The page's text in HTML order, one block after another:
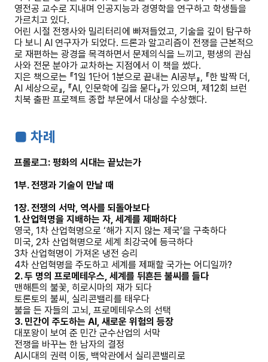
영전공 교수로 지내며 인공지능과 경영학을 연구하고 학생들을
가르치고 있다.
어린 시절 전쟁사와 밀리터리에 빠져들었고, 기술을 깊이 탐구하
다 보니 AI 연구자가 되었다. 드론과 알고리즘이 전쟁을 근본적으
로 재편하는 광경을 목격하면서 문제의식을 느끼고, 평생의 관심
사와 전문 분야가 교차하는 지점에서 이 책을 썼다.
지은 책으로는 『1일 1단어 1분으로 끝내는 AI공부』, 『한 발짝 더,
AI 세상으로』, 『AI, 인문학에 길을 묻다』가 있으며, 제12회 브런
치북 출판 프로젝트 종합 부문에서 대상을 수상했다.
■ 차례
프롤로그: 평화의 시대는 끝났는가
1부. 전쟁과 기술이 만날 때
1장. 전쟁의 서막, 역사를 되돌아보다
1. 산업혁명을 지배하는 자, 세계를 제패하다
영국, 1차 산업혁명으로 ‘해가 지지 않는 제국’을 구축하다
미국, 2차 산업혁명으로 세계 최강국에 등극하다
3차 산업혁명이 가져온 냉전 승리
4차 산업혁명을 주도하고 세계를 제패할 국가는 어디일까?
2. 두 명의 프로메테우스, 세계를 뒤흔든 불씨를 들다
맨해튼의 불꽃, 히로시마의 재가 되다
토론토의 불씨, 실리콘밸리를 태우다
불을 든 자들의 고뇌, 프로메테우스의 선택
3. 민간이 주도하는 AI, 새로운 위험의 등장
대포왕이 보여 준 민간 군수산업의 서막
전쟁을 바꾸는 한 남자의 결정
AI시대의 권력 이동, 백악관에서 실리콘밸리로